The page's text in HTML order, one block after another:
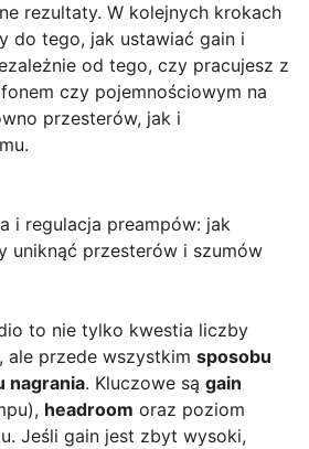
rezultaty. W kolejnych krokach
do tego, jak ustawiać gain i
od tego, czy pracujesz z
czy pojemnościowym na
przesterów, jak i
i regulacja preampów: jak
uniknąć przesterów i szumów
to nie tylko kwestia liczby
ale przede wszystkim sposobu
nagrania. Kluczowe są gain
headroom oraz poziom
Jeśli gain jest zbyt wysoki,